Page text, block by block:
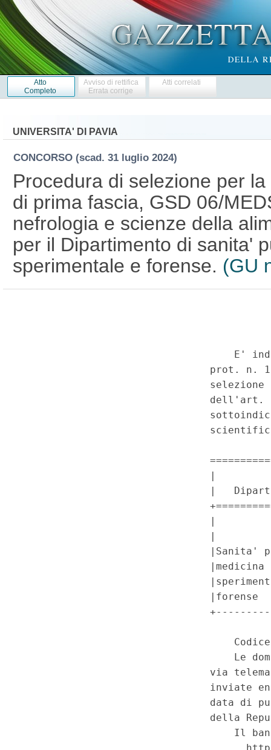
Atto
Completo
Avviso di rettifica
Errata corrige
Atti correlati
UNIVERSITA' DI PAVIA
CONCORSO (scad. 31 luglio 2024)
Procedura di selezione per
di prima fascia, GSD 06/
nefrologia e scienze della
per il Dipartimento di sanita'
sperimentale e forense. (GU